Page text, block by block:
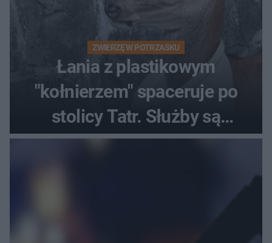
ZWIERZĘ W POTRZASKU
Łania z plastikowym
"kołnierzem" spaceruje po
stolicy Tatr. Służby są
bezradne